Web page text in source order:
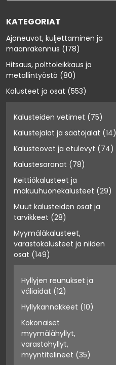
KATEGORIAT
Ajoneuvot, kuljettaminen ja
maanrakennus (178)
Hitsaus, polttoleikkaus ja
metallintyöstö (80)
Kalusteet ja osat (553)
Kalusteiden vetimet (75)
Kalustejalat ja säätöjalat (14)
Kalusteovet ja etulevyt (74)
Kalustesaranat (78)
Keittiökalusteet ja
makuuhuonekalusteet (29)
Muut kalusteiden osat ja
tarvikkeet (28)
Myymäläkalusteet,
varastokalusteet ja niiden
osat (149)
Hyllyjen reunukset ja
väliaidat (12)
Hyllykannakkeet (10)
Kokonaiset
myymälähyllyt,
varastohyllyt,
myyntitelineet (35)